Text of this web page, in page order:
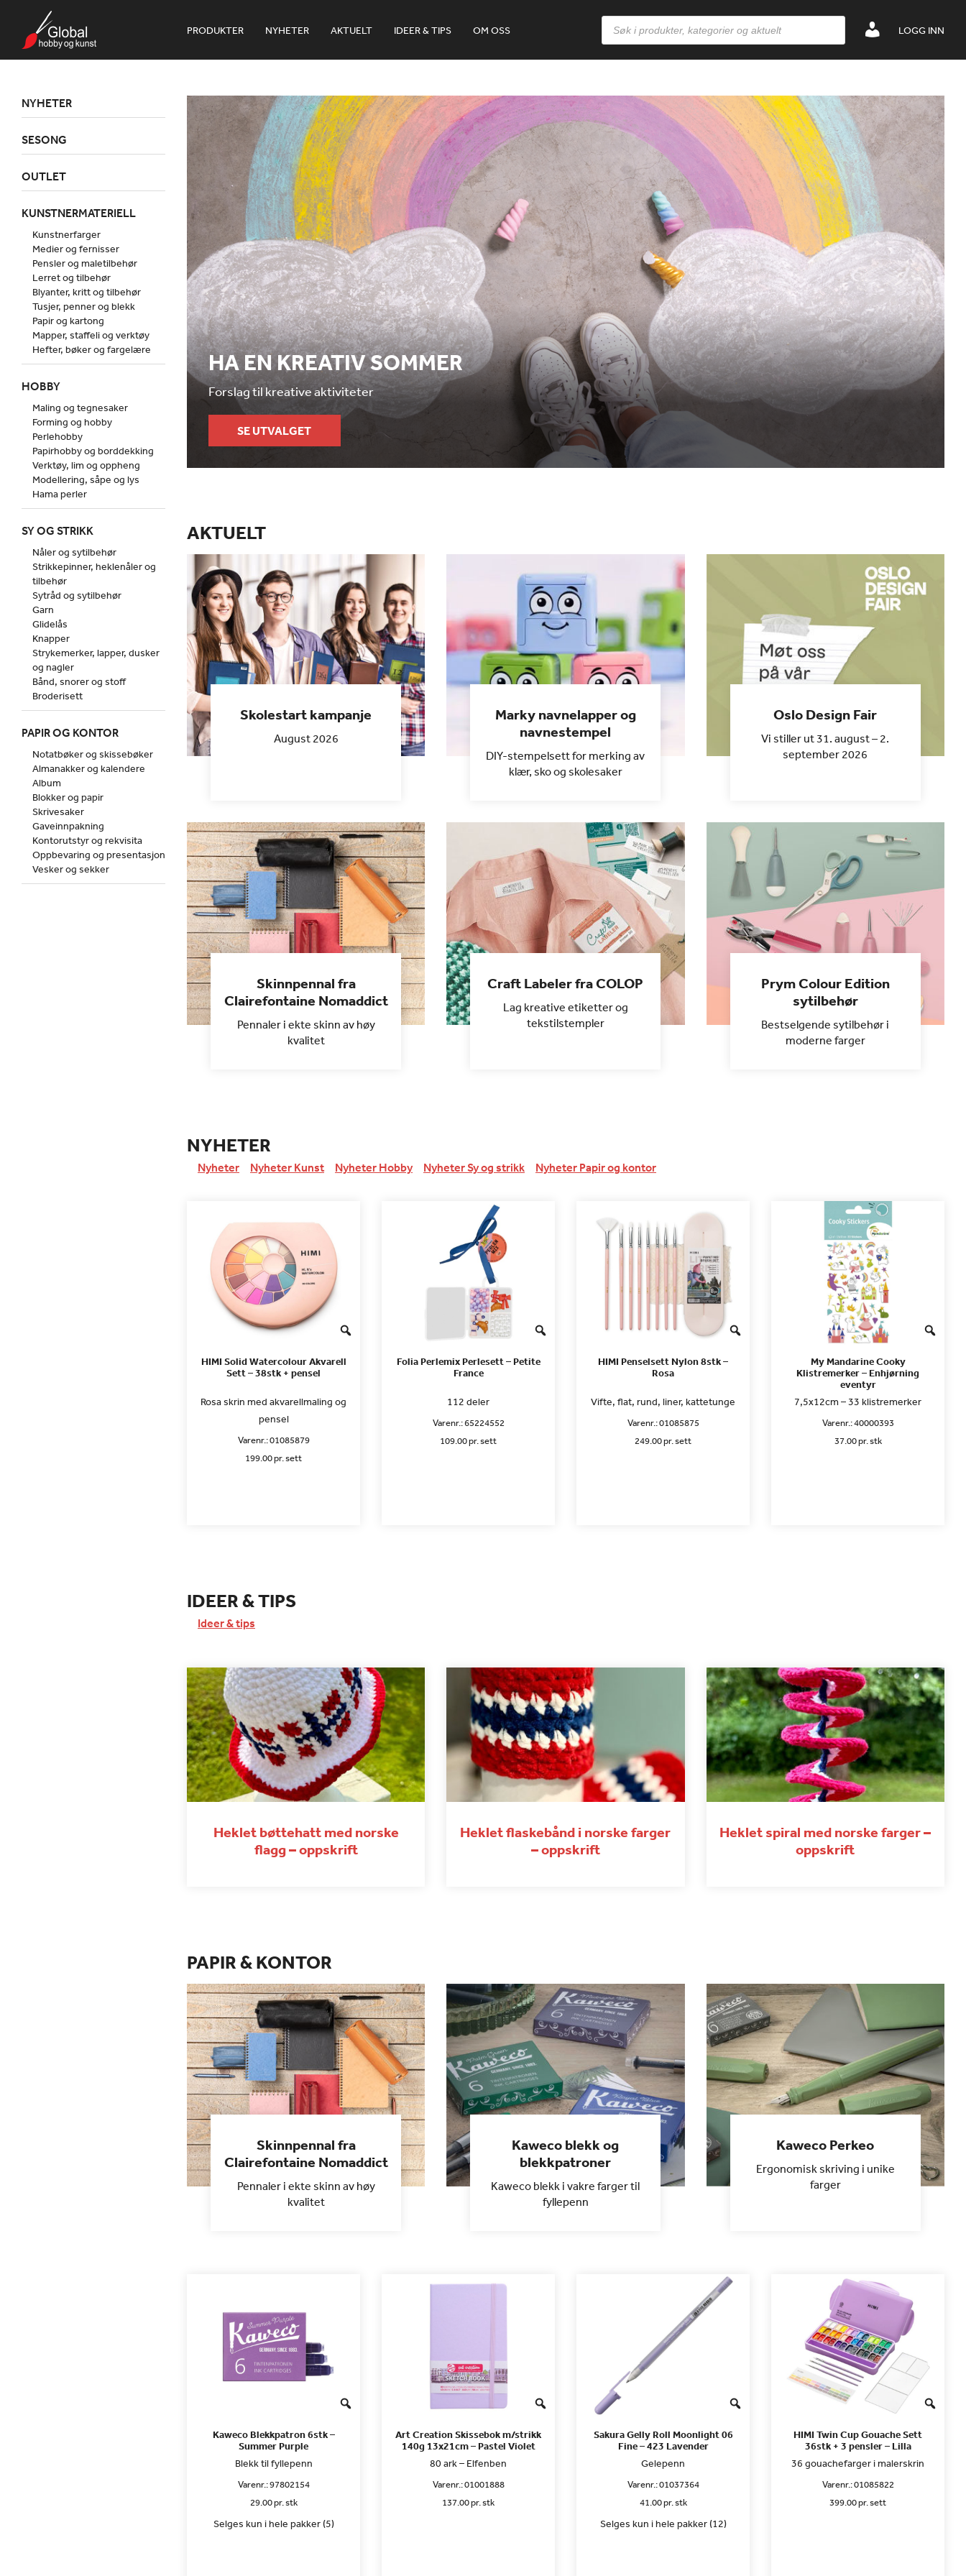
PRODUKTER NYHETER AKTUELT IDEER & TIPS OM OSS LOGG INN
Products
search
HA EN KREATIV SOMMER
Forslag til kreative aktiviteter
SE UTVALGET
AKTUELT
Skolestart kampanje
August 2026
Marky navnelapper og
navnestempel
DIY-stempelsett for merking av
klær, sko og skolesaker
Oslo Design Fair
Vi stiller ut 31. august – 2.
september 2026
Skinnpennal fra
Clairefontaine Nomaddict
Pennaler i ekte skinn av høy
kvalitet
Craft Labeler fra COLOP
Lag kreative etiketter og
tekstilstempler
Prym Colour Edition
sytilbehør
Bestselgende sytilbehør i
moderne farger
NYHETER
Nyheter Nyheter Kunst Nyheter Hobby Nyheter Sy og strikk Nyheter Papir og kontor
HIMI Solid Watercolour Akvarell
Sett – 38stk + pensel
Rosa skrin med akvarellmaling og
pensel
Varenr.:01085879
199.00 pr. sett
Folia Perlemix Perlesett – Petite
France
112 deler
Varenr.:65224552
109.00 pr. sett
HIMI Penselsett Nylon 8stk –
Rosa
Vifte, flat, rund, liner, kattetunge
Varenr.:01085875
249.00 pr. sett
My Mandarine Cooky
Klistremerker – Enhjørning
eventyr
7,5x12cm – 33 klistremerker
Varenr.:40000393
37.00 pr. stk
IDEER & TIPS
Ideer & tips
Heklet bøttehatt med norske
flagg – oppskrift
Heklet flaskebånd i norske farger
– oppskrift
Heklet spiral med norske farger –
oppskrift
PAPIR & KONTOR
Skinnpennal fra
Clairefontaine Nomaddict
Pennaler i ekte skinn av høy
kvalitet
Kaweco blekk og
blekkpatroner
Kaweco blekk i vakre farger til
fyllepenn
Kaweco Perkeo
Ergonomisk skriving i unike
farger
Kaweco Blekkpatron 6stk –
Summer Purple
Blekk til fyllepenn
Varenr.:97802154
29.00 pr. stk
Selges kun i hele pakker (5)
Art Creation Skissebok m/strikk
140g 13x21cm – Pastel Violet
80 ark – Elfenben
Varenr.:01001888
137.00 pr. stk
Sakura Gelly Roll Moonlight 06
Fine – 423 Lavender
Gelepenn
Varenr.:01037364
41.00 pr. stk
Selges kun i hele pakker (12)
HIMI Twin Cup Gouache Sett
36stk + 3 pensler – Lilla
36 gouachefarger i malerskrin
Varenr.:01085822
399.00 pr. sett
NYHETER
SESONG
OUTLET
KUNSTNERMATERIELL
Kunstnerfarger
Medier og fernisser
Pensler og maletilbehør
Lerret og tilbehør
Blyanter, kritt og tilbehør
Tusjer, penner og blekk
Papir og kartong
Mapper, staffeli og verktøy
Hefter, bøker og fargelære
HOBBY
Maling og tegnesaker
Forming og hobby
Perlehobby
Papirhobby og borddekking
Verktøy, lim og oppheng
Modellering, såpe og lys
Hama perler
SY OG STRIKK
Nåler og sytilbehør
Strikkepinner, heklenåler og
tilbehør
Sytråd og sytilbehør
Garn
Glidelås
Knapper
Strykemerker, lapper, dusker
og nagler
Bånd, snorer og stoff
Broderisett
PAPIR OG KONTOR
Notatbøker og skissebøker
Almanakker og kalendere
Album
Blokker og papir
Skrivesaker
Gaveinnpakning
Kontorutstyr og rekvisita
Oppbevaring og presentasjon
Vesker og sekker